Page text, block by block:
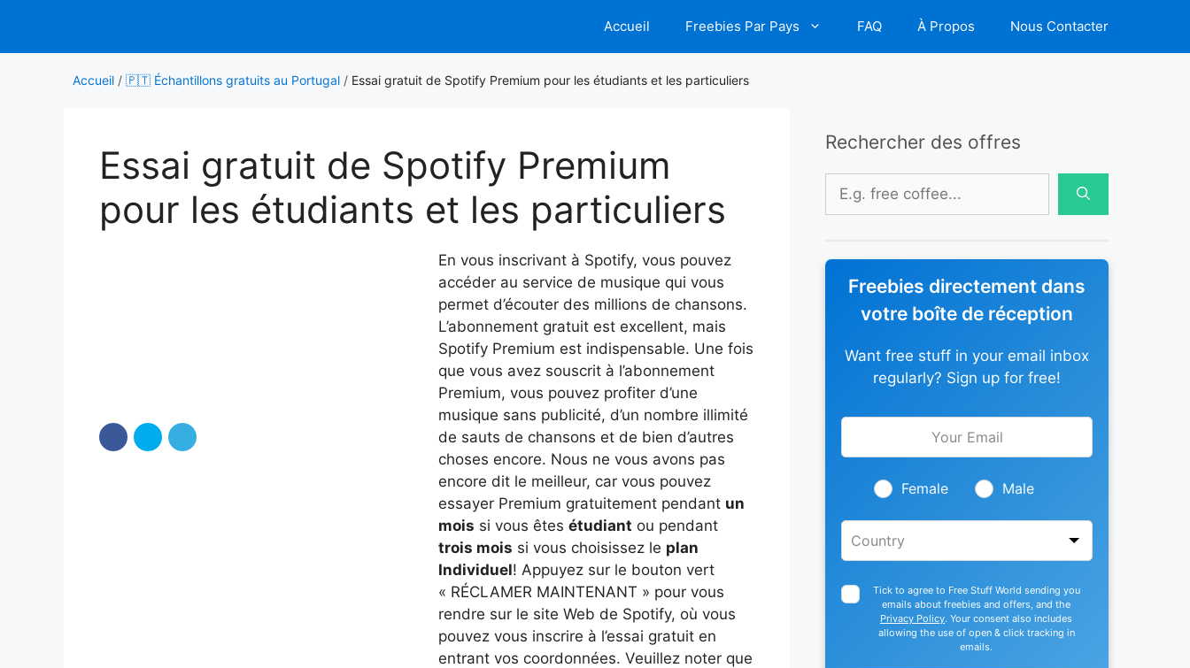
contenu
Accueil Freebies Par Pays FAQ À Propos Nous Contacter
Accueil / 🇵🇹 Échantillons gratuits au Portugal / Essai gratuit de Spotify Premium pour les étudiants et les particuliers
Essai gratuit de Spotify Premium
pour les étudiants et les particuliers
En vous inscrivant à Spotify, vous pouvez
accéder au service de musique qui vous
permet d’écouter des millions de chansons.
L’abonnement gratuit est excellent, mais
Spotify Premium est indispensable. Une fois
que vous avez souscrit à l’abonnement
Premium, vous pouvez profiter d’une
musique sans publicité, d’un nombre illimité
de sauts de chansons et de bien d’autres
choses encore. Nous ne vous avons pas
encore dit le meilleur, car vous pouvez
essayer Premium gratuitement pendant un
mois si vous êtes étudiant ou pendant
trois mois si vous choisissez le plan
Individuel! Appuyez sur le bouton vert
« RÉCLAMER MAINTENANT » pour vous
rendre sur le site Web de Spotify, où vous
pouvez vous inscrire à l’essai gratuit en
entrant vos coordonnées. Veuillez noter que
Rechercher des offres
Rechercher :
Freebies directement dans
votre boîte de réception
Want free stuff in your email inbox
regularly? Sign up for free!
Leave
blank
Female Male
Tick to agree to Free Stuff World sending you
emails about freebies and offers, and the
Privacy Policy. Your consent also includes
allowing the use of open & click tracking in
emails.